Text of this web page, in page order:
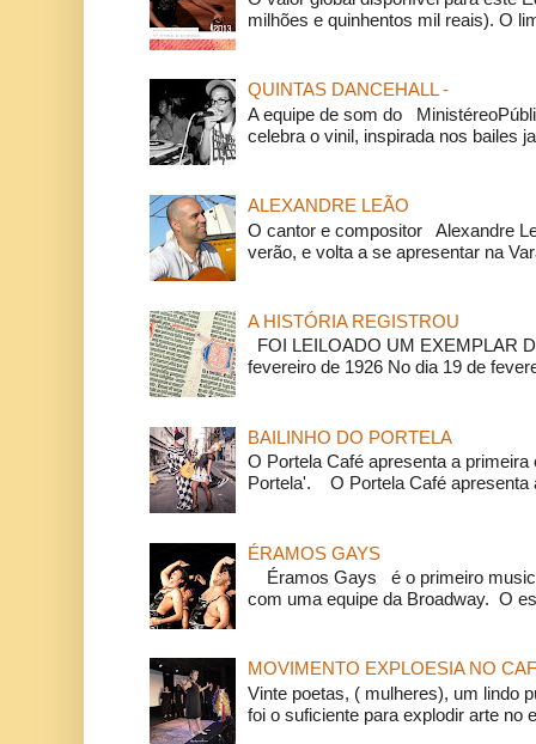
milhões e quinhentos mil reais). O
QUINTAS DANCEHALL -
A equipe de som do
celebra o vinil, inspirada nos bailes
ALEXANDRE LEÃO
O cantor e compositor Alexandre
verão, e volta a se apresentar na
A HISTÓRIA REGISTROU
FOI LEILOADO UM EXEMPLAR
fevereiro de 1926 No dia 19 de
BAILINHO DO PORTELA
O Portela Café apresenta a
Portela'. O Portela Café apresenta
ÉRAMOS GAYS
Éramos Gays é o primeiro
com uma equipe da Broadway. O
MOVIMENTO EXPLOESIA NO
Vinte poetas, ( mulheres), um lindo
foi o suficiente para explodir arte no